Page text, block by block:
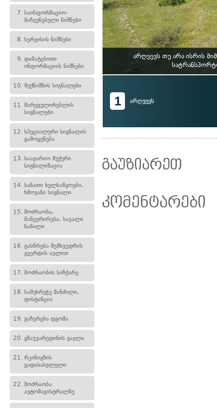
7. საინფორმაციო-
მაჩვენებელი ნიშნები
8. სერვისის ნიშნები
9. დამატებითი
ინფორმაციის ნიშნები
10. შუქნიშნის სიგნალები
11. მარეგულირებლის
სიგნალები
12. სპეციალური სიგნალის
გამოყენება
13. საავარიო შუქური
სიგნალიზაცია
14. სანათი ხელსაწყოები,
ხმოვანი სიგნალი
15. მოძრაობა,
მანევრირება, სავალი
ნაწილი
16. გასწრება შემხვედრის
გვერდის ავლით
17. მოძრაობის სიჩქარე
18. სამუხრუჭე მანძილი,
დისტანცია
19. გაჩერება დგომა
20. გზაჯვარედინის გავლა
21. რკინიგზის
გადასასვლელი
22. მოძრაობა
ავტომაგისტრალზე
არღვევს თუ არა ისრის
1 არღვევს
გაუზიარეთ
კომენტარები